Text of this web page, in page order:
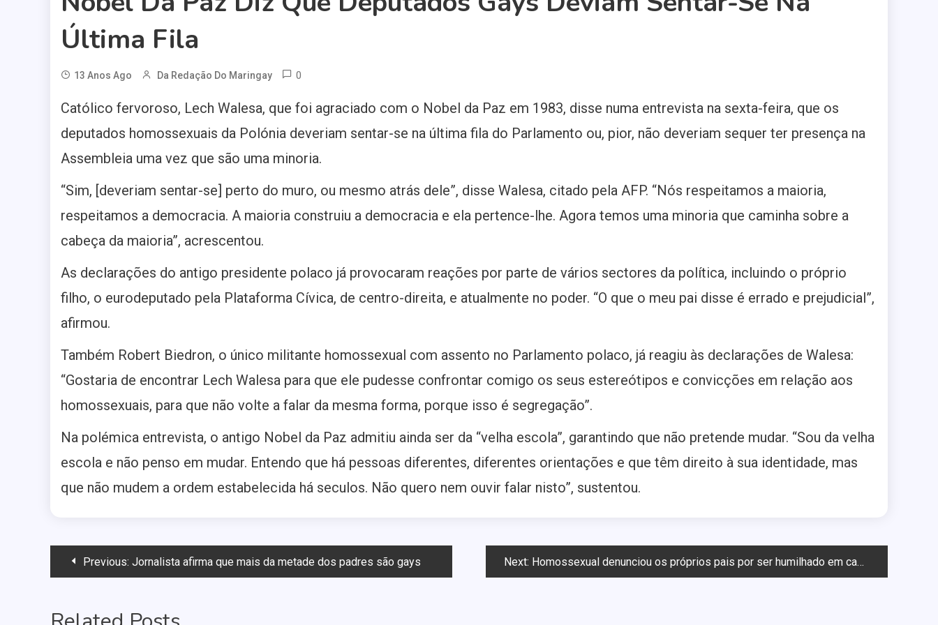
Última Fila
13 Anos Ago Da Redação Do Maringay 0
Católico fervoroso, Lech Walesa, que foi agraciado com o Nobel da Paz em 1983, disse numa entrevista na sexta-feira, que os
deputados homossexuais da Polónia deveriam sentar-se na última fila do Parlamento ou, pior, não deveriam sequer ter presença na
Assembleia uma vez que são uma minoria.
“Sim, [deveriam sentar-se] perto do muro, ou mesmo atrás dele”, disse Walesa, citado pela AFP. “Nós respeitamos a maioria,
respeitamos a democracia. A maioria construiu a democracia e ela pertence-lhe. Agora temos uma minoria que caminha sobre a
cabeça da maioria”, acrescentou.
As declarações do antigo presidente polaco já provocaram reações por parte de vários sectores da política, incluindo o próprio
filho, o eurodeputado pela Plataforma Cívica, de centro-direita, e atualmente no poder. “O que o meu pai disse é errado e prejudicial”,
afirmou.
Também Robert Biedron, o único militante homossexual com assento no Parlamento polaco, já reagiu às declarações de Walesa:
“Gostaria de encontrar Lech Walesa para que ele pudesse confrontar comigo os seus estereótipos e convicções em relação aos
homossexuais, para que não volte a falar da mesma forma, porque isso é segregação”.
Na polémica entrevista, o antigo Nobel da Paz admitiu ainda ser da “velha escola”, garantindo que não pretende mudar. “Sou da velha
escola e não penso em mudar. Entendo que há pessoas diferentes, diferentes orientações e que têm direito à sua identidade, mas
que não mudem a ordem estabelecida há seculos. Não quero nem ouvir falar nisto”, sustentou.
Navegação
Previous: Jornalista afirma que mais da metade dos padres são gays Next: Homossexual denunciou os próprios pais por ser humilhado em casa